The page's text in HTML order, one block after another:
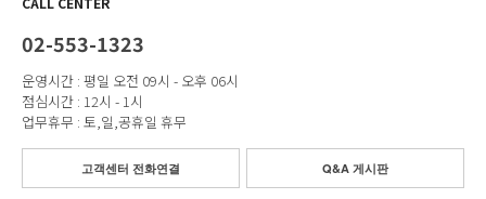
02-553-1323
운영시간 : 평일 오전 09시 - 오후 06시
점심시간 : 12시 - 1시
업무휴무 : 토,일,공휴일 휴무
고객센터 전화연결 Q&A 게시판